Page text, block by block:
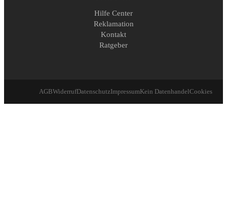
Hilfe Center
Reklamation
Kontakt
Ratgeber
AGBWiderrufDatenschutzImpressumKein DatenhandelCookies